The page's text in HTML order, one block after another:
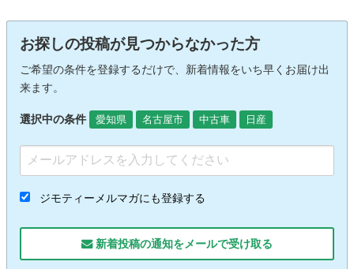
お探しの投稿が見つからなかった方
ご希望の条件を登録するだけで、新着情報をいち早くお届け出
来ます。
選択中の条件 愛知県 名古屋市 中古車 日産
ジモティーメルマガにも登録する
新着投稿の通知をメールで受け取る